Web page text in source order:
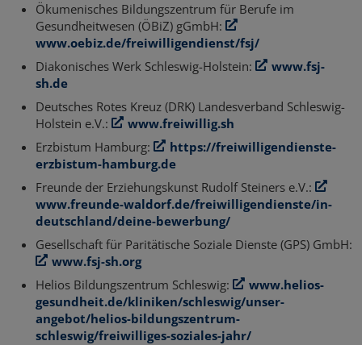
Ökumenisches Bildungszentrum für Berufe im
Gesundheitwesen (ÖBiZ) gGmbH:
www.oebiz.de/freiwilligendienst/fsj/
Diakonisches Werk Schleswig-Holstein:
www.fsj-
sh.de
Deutsches Rotes Kreuz (DRK) Landesverband Schleswig-
Holstein e.V.:
www.freiwillig.sh
Erzbistum Hamburg:
https://freiwilligendienste-
erzbistum-hamburg.de
Freunde der Erziehungskunst Rudolf Steiners e.V.:
www.freunde-waldorf.de/freiwilligendienste/in-
deutschland/deine-bewerbung/
Gesellschaft für Paritätische Soziale Dienste (GPS) GmbH:
www.fsj-sh.org
Helios Bildungszentrum Schleswig:
www.helios-
gesundheit.de/kliniken/schleswig/unser-
angebot/helios-bildungszentrum-
schleswig/freiwilliges-soziales-jahr/